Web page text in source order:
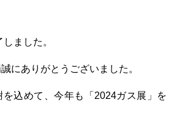
ました。
にありがとうございました。
を込めて、今年も「2024ガス展」を